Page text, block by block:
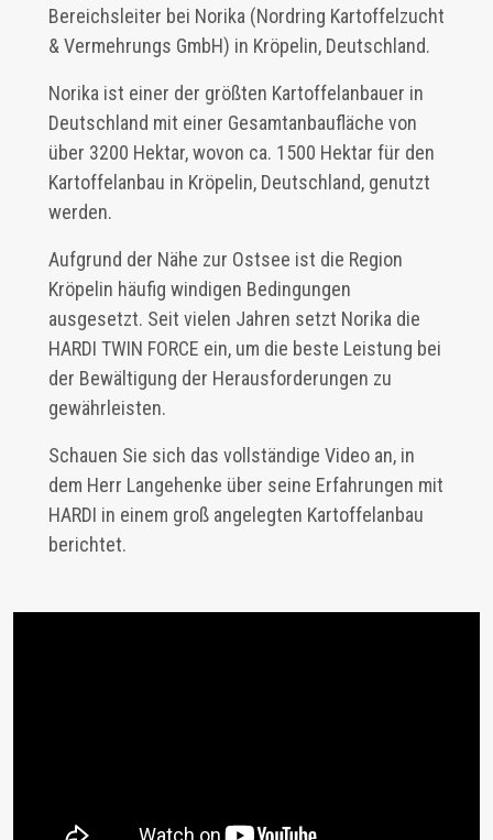
Bereichsleiter bei Norika (Nordring Kartoffelzucht
& Vermehrungs GmbH) in Kröpelin, Deutschland.
Norika ist einer der größten Kartoffelanbauer in
Deutschland mit einer Gesamtanbaufläche von
über 3200 Hektar, wovon ca. 1500 Hektar für den
Kartoffelanbau in Kröpelin, Deutschland, genutzt
werden.
Aufgrund der Nähe zur Ostsee ist die Region
Kröpelin häufig windigen Bedingungen
ausgesetzt. Seit vielen Jahren setzt Norika die
HARDI TWIN FORCE ein, um die beste Leistung bei
der Bewältigung der Herausforderungen zu
gewährleisten.
Schauen Sie sich das vollständige Video an, in
dem Herr Langehenke über seine Erfahrungen mit
HARDI in einem groß angelegten Kartoffelanbau
berichtet.